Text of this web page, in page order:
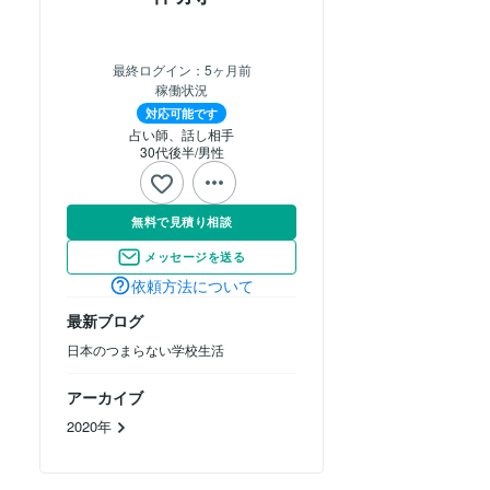
最終ログイン： 5ヶ月前
稼働状況
対応可能です
占い師、話し相手
30代後半男性
無料で見積り相談
メッセージを送る
依頼方法について
最新ブログ
日本のつまらない学校生活
アーカイブ
2020年